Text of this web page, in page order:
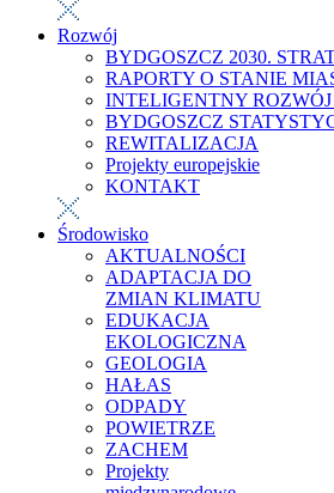
Rozwój
BYDGOSZCZ 2030.
RAPORTY O STANIE
INTELIGENTNY
BYDGOSZCZ
REWITALIZACJA
Projekty europejskie
KONTAKT
Środowisko
AKTUALNOŚCI
ADAPTACJA DO
ZMIAN KLIMATU
EDUKACJA
EKOLOGICZNA
GEOLOGIA
HAŁAS
ODPADY
POWIETRZE
ZACHEM
Projekty